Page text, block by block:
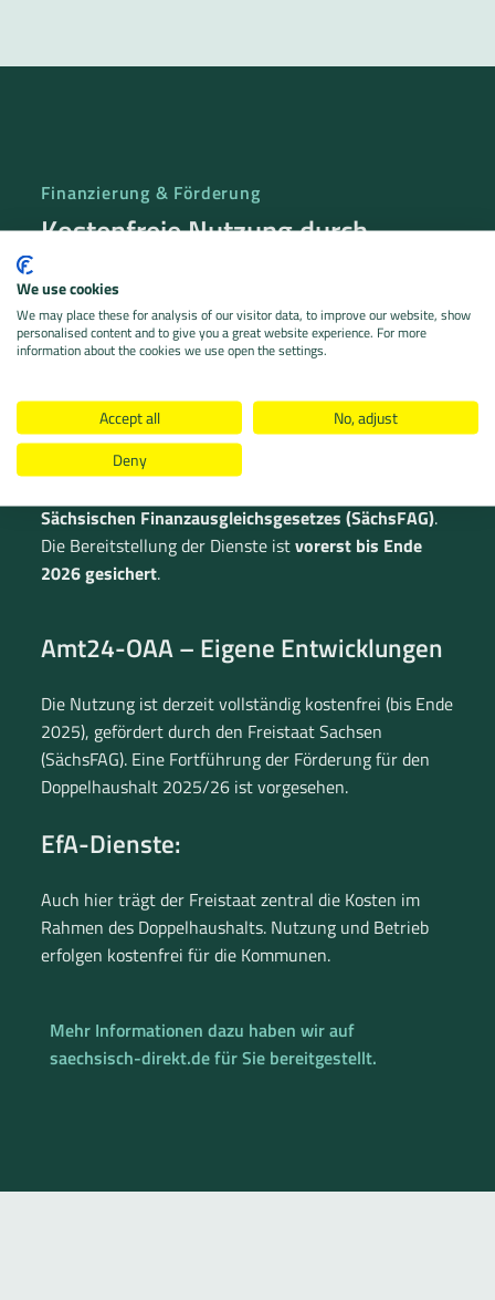
Kostenfreie Nutzung durch
Finanzierung & Förderung
Für sächsische Kommunen ist die Nutzung aller unter
der MarkeSächsisch Direktentwickelten
Services derzeitkostenfrei
Die Finanzierung erfolgt durch
Sächsischen Finanzausgleichsgesetzes (SächsFAG).
Die Bereitstellung der Dienste istvorerst bis Ende
2026 gesichert.
Amt24-OAA – Eigene Entwicklungen
Die Nutzung ist derzeit vollständig kostenfrei (bis Ende
2025), gefördert durch den Freistaat Sachsen
(SächsFAG). Eine Fortführung der Förderung für den
Doppelhaushalt 2025/26 ist vorgesehen.
EfA-Dienste:
Auch hier trägt der Freistaat zentral die Kosten im
Rahmen des Doppelhaushalts. Nutzung und Betrieb
erfolgen kostenfrei für die Kommunen.
Mehr Informationen dazu haben wir auf
saechsisch-direkt.de für Sie bereitgestellt.
We use cookies
We may place these for analysis of our visitor data, to improve our website, show
personalised content and to give you a great website experience. For more
information about the cookies we use open the settings.
Accept all
No, adjust
Deny